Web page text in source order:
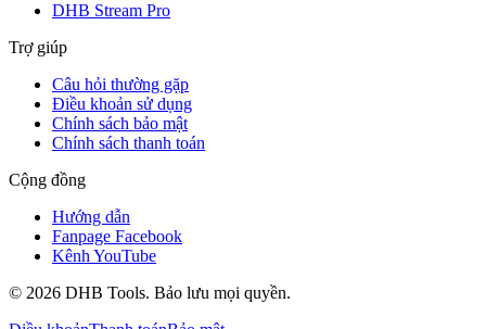
DHB Stream Pro
Trợ giúp
Câu hỏi thường gặp
Điều khoản sử dụng
Chính sách bảo mật
Chính sách thanh toán
Cộng đồng
Hướng dẫn
Fanpage Facebook
Kênh YouTube
© 2026 DHB Tools. Bảo lưu mọi quyền.